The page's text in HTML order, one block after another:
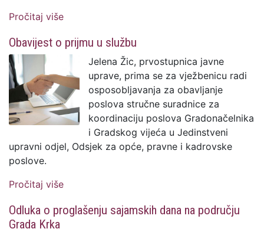
Pročitaj više
Obavijest o prijmu u službu
Jelena Žic, prvostupnica javne
uprave, prima se za vježbenicu radi
osposobljavanja za obavljanje
poslova stručne suradnice za
koordinaciju poslova Gradonačelnika
i Gradskog vijeća u Jedinstveni
upravni odjel, Odsjek za opće, pravne i kadrovske
poslove.
Pročitaj više
Odluka o proglašenju sajamskih dana na području
Grada Krka